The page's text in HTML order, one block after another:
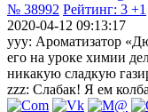
№ 38992 Рейтинг: 3 +1
2020-04-12 09:13:17
ууу: Ароматизатор
его на уроке химии
никакую сладкую
zzz: Слабак! Я ем